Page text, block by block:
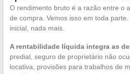
O rendimento bruto é a razão entre o
de compra. Vemos isso em toda
inicial, nada mais.
A rentabilidade líquida integra as
predial, seguro de proprietário não
locativa, provisões para trabalhos de